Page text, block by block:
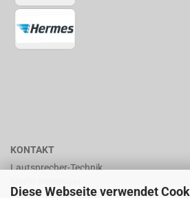
Diese Webseite verwendet
KONTAKT
Lautsprecher-Technik
Frankenhäuserstr. 65